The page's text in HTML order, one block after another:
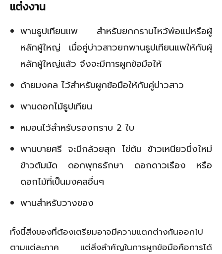
แต่งงาน
พานธูปเทียนแพ สำหรับยกกราบไหว้พ่อแม่หรือผู้
หลักผู้ใหญ่ เมื่อคู่บ่าวสาวยกพานธูปเทียนแพให้กับผุ้
หลักผู้ใหญ่แล้ว จึงจะมีการผูกข้อมือให้
ด้ายมงคล ไว้สำหรับผูกข้อมือให้กับคู่บ่าวสาว
พานดอกไม้ธูปเทียน
หมอนไว้สำหรับรองกราบ 2 ใบ
พานบายศรี จะมีกล้วยสุก ไข่ต้ม ข้าวเหนียวนึ่งใหม่
ข้าวต้มมัด ดอกพุทธรักษา ดอกดาวเรือง หรือ
ดอกไม้ที่เป็นมงคลอื่นๆ
พานสำหรับวางของ
ทั้งนี้สิ่งของที่ต้องเตรียมอาจมีความแตกต่างกันออกไป
ตามแต่ละภาค แต่สิ่งสำคัญในการผูกข้อมือคือการได้